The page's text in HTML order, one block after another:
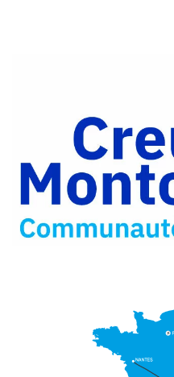
Facebook
Partager
Twitter
Partager
par
e-
mail